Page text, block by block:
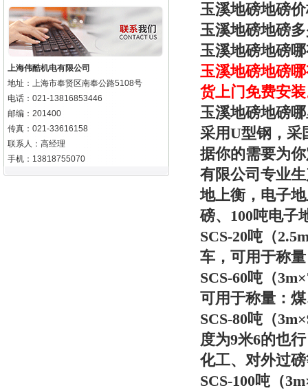
上海伟酷机电有限公司
地址：上海市奉贤区南奉公路5108号
电话：021-13816853446
邮编：201400
传真：021-33616158
联系人：高经理
手机：13818755070
玉溪地磅地磅
玉溪地磅地磅
玉溪地磅地磅
玉溪地磅地磅
货上门免费安
玉溪地磅地磅
采用U型钢，采
据你的需要为
有限公司专业
地上衡，电子
磅、100吨电子
SCS-20吨（
车，可用于称
SCS-60吨（
可用于称量：
SCS-80吨（
度为9米6的也
化工、对外过
SCS-100吨（